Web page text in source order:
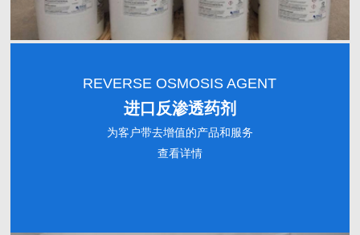
REVERSE OSMOSIS AGENT
进口反渗透药剂
为客户带去增值的产品和服务
查看详情